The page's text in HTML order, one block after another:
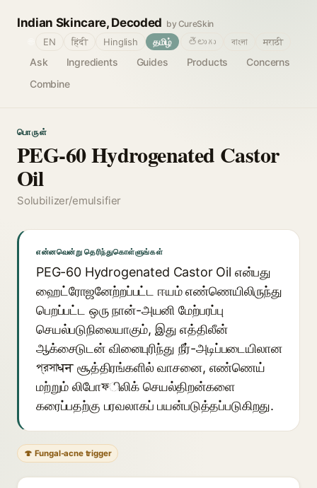
Indian Skincare, Decoded by CureSkin
Ask Ingredients Guides Products
Concerns
Combine
EN हिंदी Hinglish தமிழ் తెలుగు বাংলা मराठी
பொருள்
PEG-60 Hydrogenated Castor
Oil
Solubilizer/emulsifier
என்னவென்று தெரிந்துகொள்ளுங்கள்
PEG-60 Hydrogenated Castor Oil என்பது
ஹைட்ரோஜனேற்றப்பட்ட ஈயம் எண்ணெயிலிருந்து
பெறப்பட்ட ஒரு நான்-அயனி மேற்பரப்பு
செயல்படுநிலையாகும், இது எத்திலீன்
ஆக்சைடுடன் வினைபுரிந்து நீர்-அடிப்படையிலான
প্রসাधन சூத்திரங்களில் வாசனை, எண்ணெய்
மற்றும் லிபோফிலிக் செயல்திறன்களை
கரைப்பதற்கு பரவலாகப் பயன்படுத்தப்படுகிறது.
🍄 Fungal-acne trigger